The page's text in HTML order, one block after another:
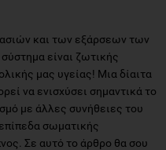
και των εξάρσεων των
είναι ζωτικής
μας υγείας! Μια δίαιτα
να ενισχύσει σημαντικά το
με άλλες συνήθειες του
σωματικής
Σε αυτό το άρθρο θα σου